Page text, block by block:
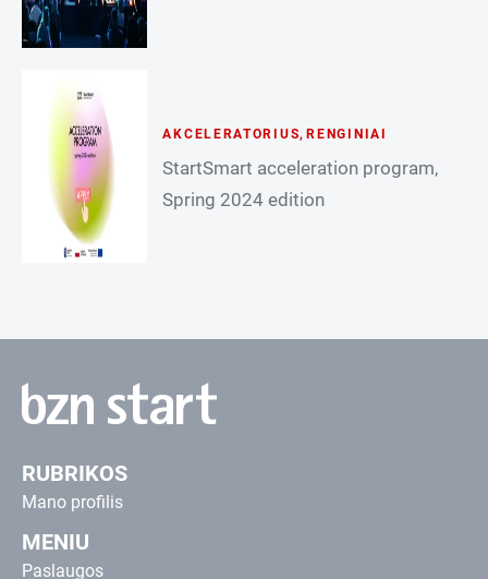
AKCELERATORIUS, RENGINIAI
StartSmart acceleration program,
Spring 2024 edition
RUBRIKOS
Mano profilis
MENIU
Paslaugos